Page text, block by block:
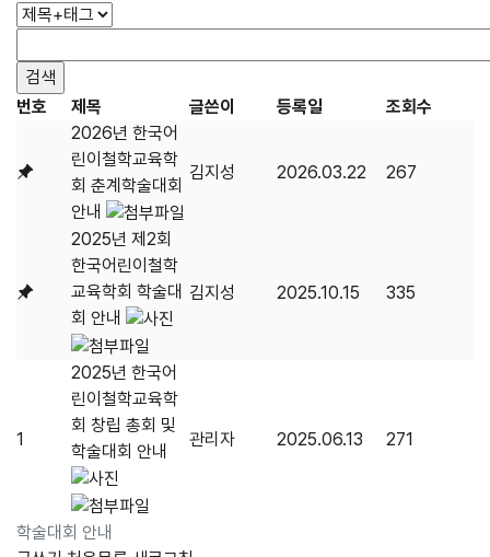
학술대회 안내
번호 제목 글쓴이 등록일
조회수
2026년 한국어
린이철학교육학
회 춘계학술대회
안내
김지성 2026.03.22 267
2025년 제2회
한국어린이철학
교육학회 학술대
회 안내
김지성 2025.10.15 335
1
2025년 한국어
린이철학교육학
회 창립 총회 및
학술대회 안내
관리자 2025.06.13 271